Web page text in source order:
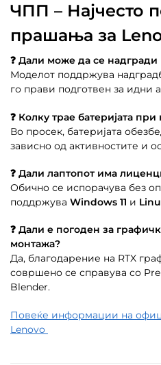
ЧПП – Најчесто
прашања за
❓ Дали може да се надгради
Моделот поддржува
го прави подготвен за идни
❓ Колку трае батеријата
Во просек, батеријата
зависно од активностите и
❓ Дали лаптопот има
Обично се испорачува без
поддржува Windows 11 и
❓ Дали е погоден за
монтажа?
Да, благодарение на RTX
совршено се справува со
Blender.
Повеќе информации на
Lenovo